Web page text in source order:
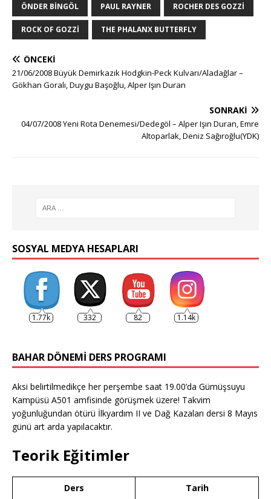
ÖNDER BINGÖL PAUL RAYNER ROCHER DES GOZZI
ROCK OF GOZZI THE PHALANX BUTTERFLY
ÖNCEKI
21/06/2008 Büyük Demirkazık Hodgkin-Peck Kulvarı/Aladağlar –
Gökhan Goralı, Duygu Başoğlu, Alper Işın Duran
SONRAKI
04/07/2008 Yeni Rota Denemesi/Dedegöl – Alper Işın Duran, Emre
Altoparlak, Deniz Sağıroğlu(YDK)
SOSYAL MEDYA HESAPLARI
1.77k 332 82 1.14k
BAHAR DÖNEMI DERS PROGRAMI
Aksi belirtilmedikçe her perşembe saat 19.00’da Gümüşsuyu
Kampüsü A501 amfisinde görüşmek üzere! Takvim
yoğunluğundan ötürü İlkyardım II ve Dağ Kazaları dersi 8 Mayıs
günü art arda yapılacaktır.
Teorik Eğitimler
Ders
Tarih